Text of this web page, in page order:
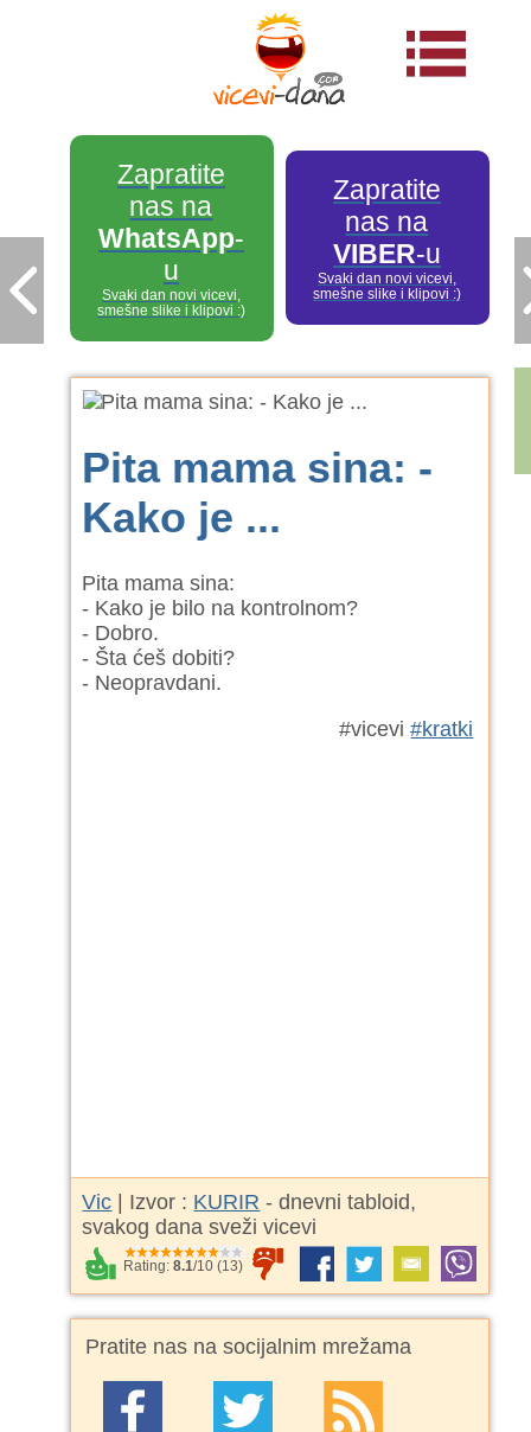
Zapratite
nas na
WhatsApp-
u
Svaki dan novi vicevi,
smešne slike i klipovi :)
Zapratite
nas na
VIBER-u
Svaki dan novi vicevi,
smešne slike i klipovi :)
Pita mama sina: -
Kako je ...
Pita mama sina:
- Kako je bilo na kontrolnom?
- Dobro.
- Šta ćeš dobiti?
- Neopravdani.
#vicevi#kratki
Vic | Izvor : KURIR - dnevni tabloid,
svakog dana sveži vicevi
Rating:8.1/10 (13)
Pratite nas na socijalnim mrežama